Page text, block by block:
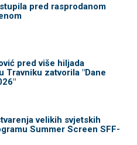
pred rasprodanom
pred više hiljada
Travniku zatvorila "Dane
velikih svjetskih
Summer Screen SFF-